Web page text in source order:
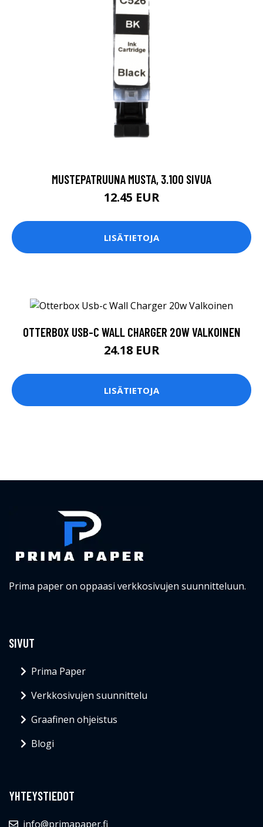
MUSTEPATRUUNA MUSTA, 3.100 SIVUA
12.45 EUR
LISÄTIETOJA
OTTERBOX USB-C WALL CHARGER 20W VALKOINEN
24.18 EUR
LISÄTIETOJA
Prima paper on oppaasi verkkosivujen suunnitteluun.
SIVUT
Prima Paper
Verkkosivujen suunnittelu
Graafinen ohjeistus
Blogi
YHTEYSTIEDOT
info@primapaper.fi